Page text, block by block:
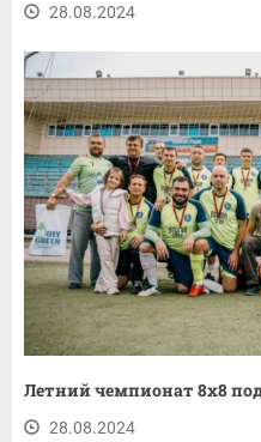
28.08.2024
Летний чемпионат 8x8
28.08.2024